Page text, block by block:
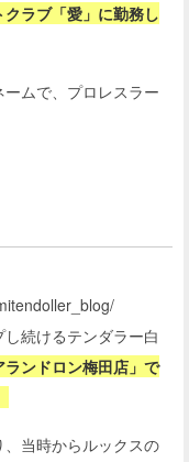
ラブ「愛」に勤務し
ムで、プロレスラー
続けるテンダラー白
ンドロン梅田店」で
当時からルックスの